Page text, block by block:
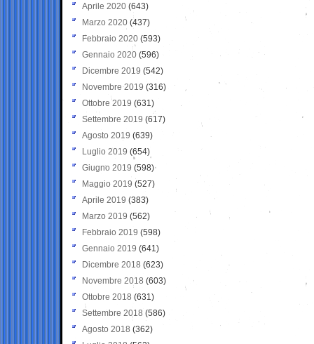
Aprile 2020 (643)
Marzo 2020 (437)
Febbraio 2020 (593)
Gennaio 2020 (596)
Dicembre 2019 (542)
Novembre 2019 (316)
Ottobre 2019 (631)
Settembre 2019 (617)
Agosto 2019 (639)
Luglio 2019 (654)
Giugno 2019 (598)
Maggio 2019 (527)
Aprile 2019 (383)
Marzo 2019 (562)
Febbraio 2019 (598)
Gennaio 2019 (641)
Dicembre 2018 (623)
Novembre 2018 (603)
Ottobre 2018 (631)
Settembre 2018 (586)
Agosto 2018 (362)